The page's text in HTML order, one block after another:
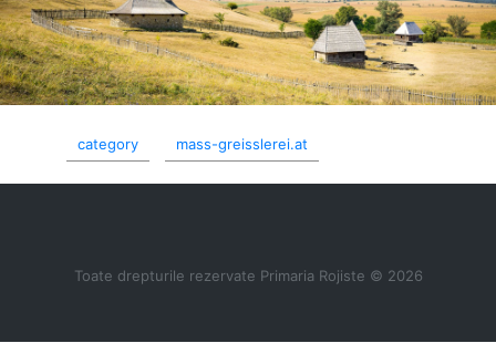
category mass-greisslerei.at
Toate drepturile rezervate Primaria Rojiste © 2026